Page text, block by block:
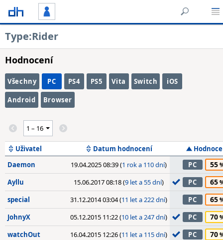
Type:Rider
Hodnocení
Všechny PC PS4 PS5 Vita Switch iOS
Android Browser
Uživatel Datum hodnocení
Daemon
19.04.2025 08:39 (1 rok a 110 dní) PC 55
Ayllu 15.06.2017 08:18 (9 let a 55 dní) PC 65
special 31.12.2014 03:04 (11 let a 222 dní) PC 65
JohnyX 05.12.2015 11:22 (10 let a 247 dní) PC 70
watchOut 16.04.2015 12:26 (11 let a 115 dní) PC 70